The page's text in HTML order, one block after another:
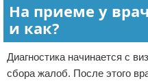
На приеме у
и как?
Диагностика начинается с
сбора жалоб. После этого